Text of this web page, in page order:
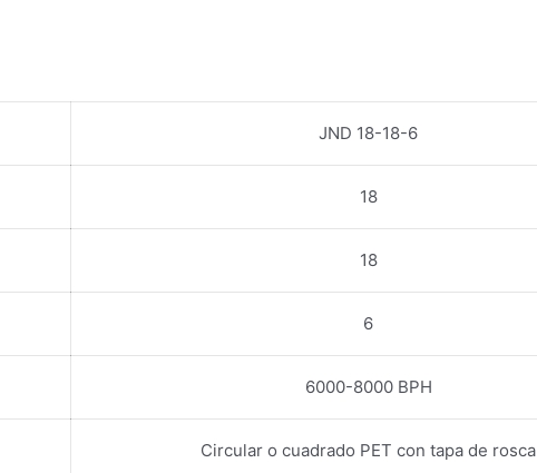
JND 18-18-6
18
18
6
6000-8000 BPH
Circular o cuadrado PET con tapa de rosca